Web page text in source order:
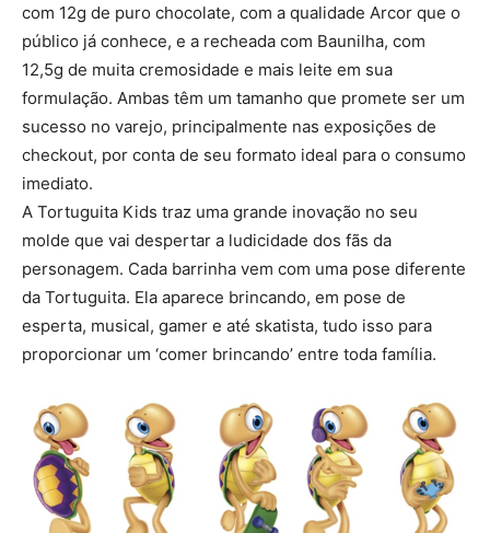
com 12g de puro chocolate, com a qualidade Arcor que o
público já conhece, e a recheada com Baunilha, com
12,5g de muita cremosidade e mais leite em sua
formulação. Ambas têm um tamanho que promete ser um
sucesso no varejo, principalmente nas exposições de
checkout, por conta de seu formato ideal para o consumo
imediato.
A Tortuguita Kids traz uma grande inovação no seu
molde que vai despertar a ludicidade dos fãs da
personagem. Cada barrinha vem com uma pose diferente
da Tortuguita. Ela aparece brincando, em pose de
esperta, musical, gamer e até skatista, tudo isso para
proporcionar um ‘comer brincando’ entre toda família.